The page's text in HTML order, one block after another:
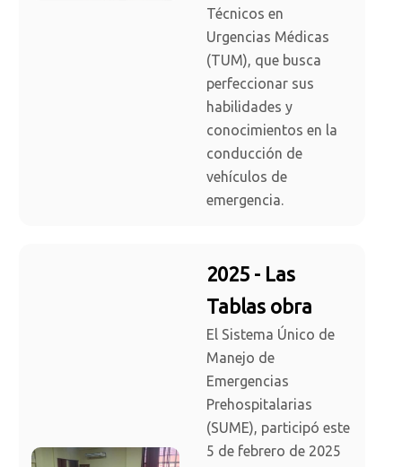
Técnicos en
Urgencias Médicas
(TUM), que busca
perfeccionar sus
habilidades y
conocimientos en la
conducción de
vehículos de
emergencia.
2025 - Las
Tablas obra
El Sistema Único de
Manejo de
Emergencias
Prehospitalarias
(SUME), participó este
5 de febrero de 2025